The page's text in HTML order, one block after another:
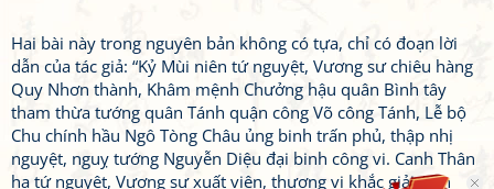
Hai bài này trong nguyên bản không có tựa, chỉ có đoạn lời
dẫn của tác giả: “Kỷ Mùi niên tứ nguyệt, Vương sư chiêu hàng
Quy Nhơn thành, Khâm mệnh Chưởng hậu quân Bình tây
tham thừa tướng quân Tánh quận công Võ công Tánh, Lễ bộ
Chu chính hầu Ngô Tòng Châu ủng binh trấn phủ, thập nhị
nguyệt, nguỵ tướng Nguyễn Diệu đại binh công vi. Canh Thân
hạ tứ nguyệt, Vương sư xuất viện, thượng vị khắc giải. Tân